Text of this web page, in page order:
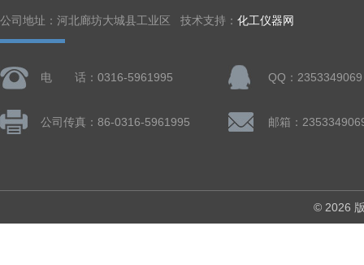
公司地址：河北廊坊大城县工业区 技术支持： 化工仪器网
电 话：0316-5961995 QQ：2353349069
公司传真：86-0316-5961995 邮箱：
© 2026